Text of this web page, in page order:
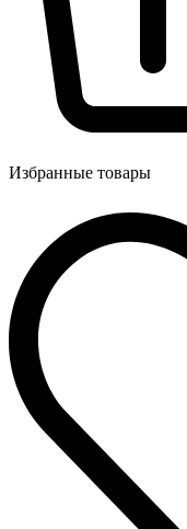
Избранные товары